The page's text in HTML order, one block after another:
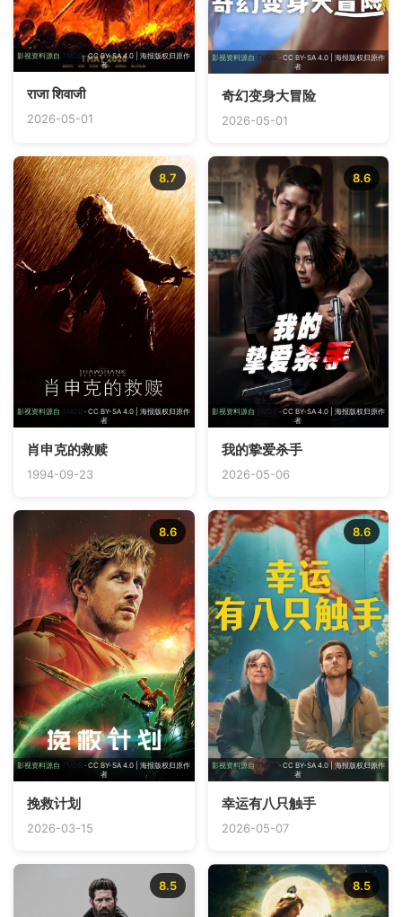
影视资料源自 TMDB· CC BY-SA 4.0 | 海报版权归原作
者
राजा शिवाजी
2026-05-01
影视资料源自 TMDB· CC BY-SA 4.0 | 海报版权归原作
者
奇幻变身大冒险
2026-05-01
影视资料源自 TMDB · CC BY-SA 4.0 | 海报版权归原作
者
8.7
肖申克的救赎
1994-09-23
影视资料源自 TMDB · CC BY-SA 4.0 | 海报版权归原作
者
8.6
我的挚爱杀手
2026-05-06
影视资料源自 TMDB · CC BY-SA 4.0 | 海报版权归原作
者
8.6
挽救计划
2026-03-15
影视资料源自 TMDB
· CC BY-SA 4.0 | 海报版权归原作
者
8.6
幸运有八只触手
2026-05-07
8.5 8.5